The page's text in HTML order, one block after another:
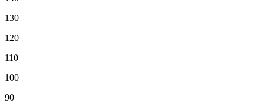
130
120
110
100
90